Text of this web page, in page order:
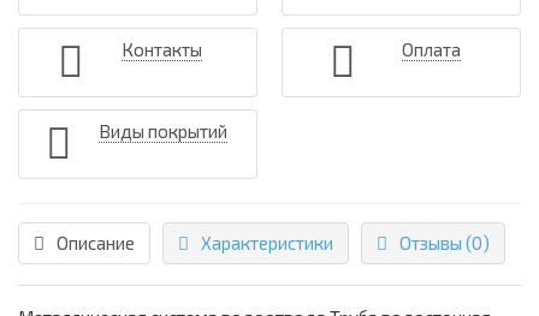
Контакты Оплата
Виды покрытий
Описание Характеристики Отзывы (0)